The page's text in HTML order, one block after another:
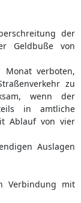
der
Geldbuße von
verboten,
zu
wenn der
in amtliche
Ablauf von vier
Auslagen
Verbindung mit